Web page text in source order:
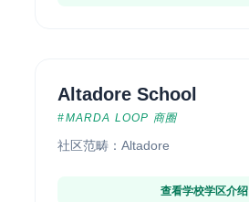
Altadore School
#MARDA LOOP 商圈
社区范畴：Altadore
查看学校学区介绍